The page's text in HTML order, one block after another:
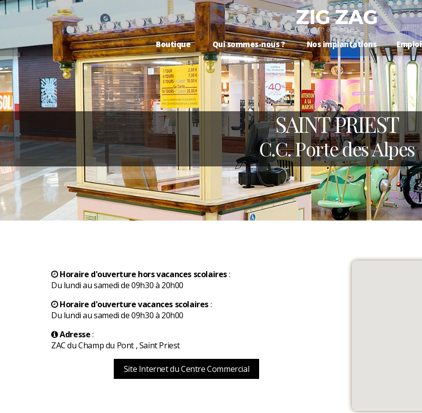
Boutique Qui sommes-nous ? Nos implantations Emploi
SAINT PRIEST
C.C. Porte des Alpes
Horaire d'ouverture hors vacances scolaires:
Du lundi au samedi de 09h30 à 20h00
Horaire d'ouverture vacances scolaires:
Du lundi au samedi de 09h30 à 20h00
Adresse:
ZAC du Champ du Pont , Saint Priest
Site Internet du Centre Commercial